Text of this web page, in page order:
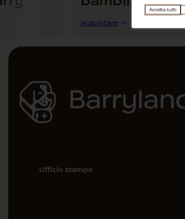
acquistare
Ufficio stampa
Accetta tutti